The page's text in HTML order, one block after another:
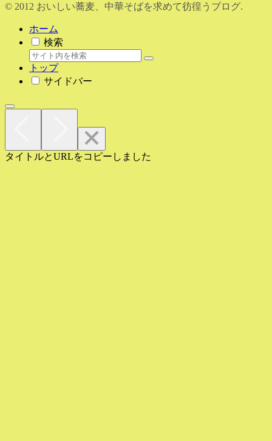
© 2012 おいしい蕎麦、中華そばを求めて彷徨うブログ.
ホーム
検索
トップ
サイドバー
タイトルとURLをコピーしました